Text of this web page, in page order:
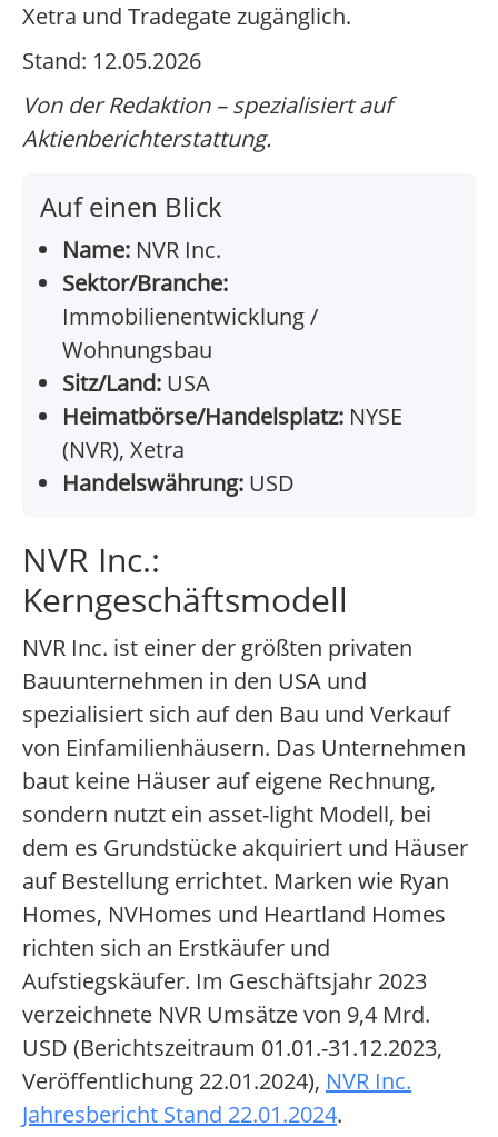
Xetra und Tradegate zugänglich.
Stand: 12.05.2026
Von der Redaktion – spezialisiert auf
Aktienberichterstattung.
Auf einen Blick
Name: NVR Inc.
Sektor/Branche:
Immobilienentwicklung /
Wohnungsbau
Sitz/Land: USA
Heimatbörse/Handelsplatz: NYSE
(NVR), Xetra
Handelswährung: USD
NVR Inc.:
Kerngeschäftsmodell
NVR Inc. ist einer der größten privaten
Bauunternehmen in den USA und
spezialisiert sich auf den Bau und Verkauf
von Einfamilienhäusern. Das Unternehmen
baut keine Häuser auf eigene Rechnung,
sondern nutzt ein asset-light Modell, bei
dem es Grundstücke akquiriert und Häuser
auf Bestellung errichtet. Marken wie Ryan
Homes, NVHomes und Heartland Homes
richten sich an Erstkäufer und
Aufstiegskäufer. Im Geschäftsjahr 2023
verzeichnete NVR Umsätze von 9,4 Mrd.
USD (Berichtszeitraum 01.01.-31.12.2023,
Veröffentlichung 22.01.2024), NVR Inc.
Jahresbericht Stand 22.01.2024.